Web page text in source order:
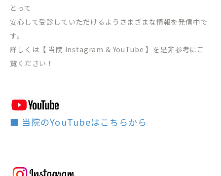
とって
安心して受診していただけるようさまざまな情報を発信中で
す。
詳しくは【 当院 Instagram & YouTube 】を是非参考にご
覧ください！
■ 当院のYouTubeはこちらから